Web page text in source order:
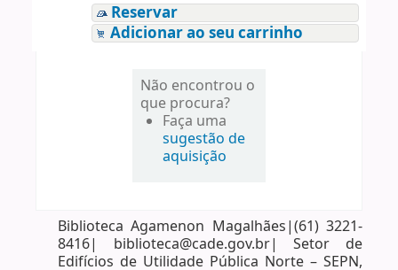
Reservar
Adicionar ao seu carrinho
Não encontrou o
que procura?
Faça uma
sugestão de
aquisição
Biblioteca Agamenon Magalhães|(61) 3221-
8416| biblioteca@cade.gov.br| Setor de
Edifícios de Utilidade Pública Norte – SEPN,